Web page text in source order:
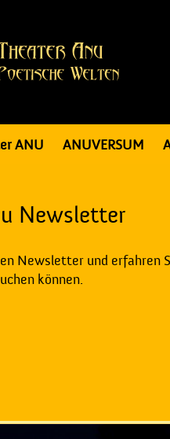
ANU ANUVERSUM
Newsletter
Newsletter und erfahren
können.